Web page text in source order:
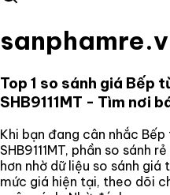
Top 1 so sánh giá Bếp
SHB9111MT - Tìm nơi
Khi bạn đang cân nhắc Bếp
SHB9111MT, phần so sánh
hơn nhờ dữ liệu so sánh
mức giá hiện tại, theo dõi